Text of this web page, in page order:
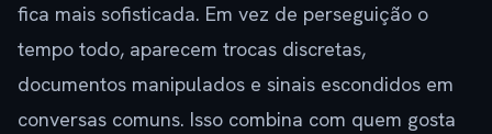
fica mais sofisticada. Em vez de perseguição o
tempo todo, aparecem trocas discretas,
documentos manipulados e sinais escondidos em
conversas comuns. Isso combina com quem gosta